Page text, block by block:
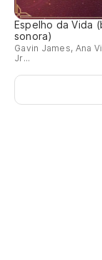
Espelho da Vida
sonora)
Gavin James, Ana
Jr...